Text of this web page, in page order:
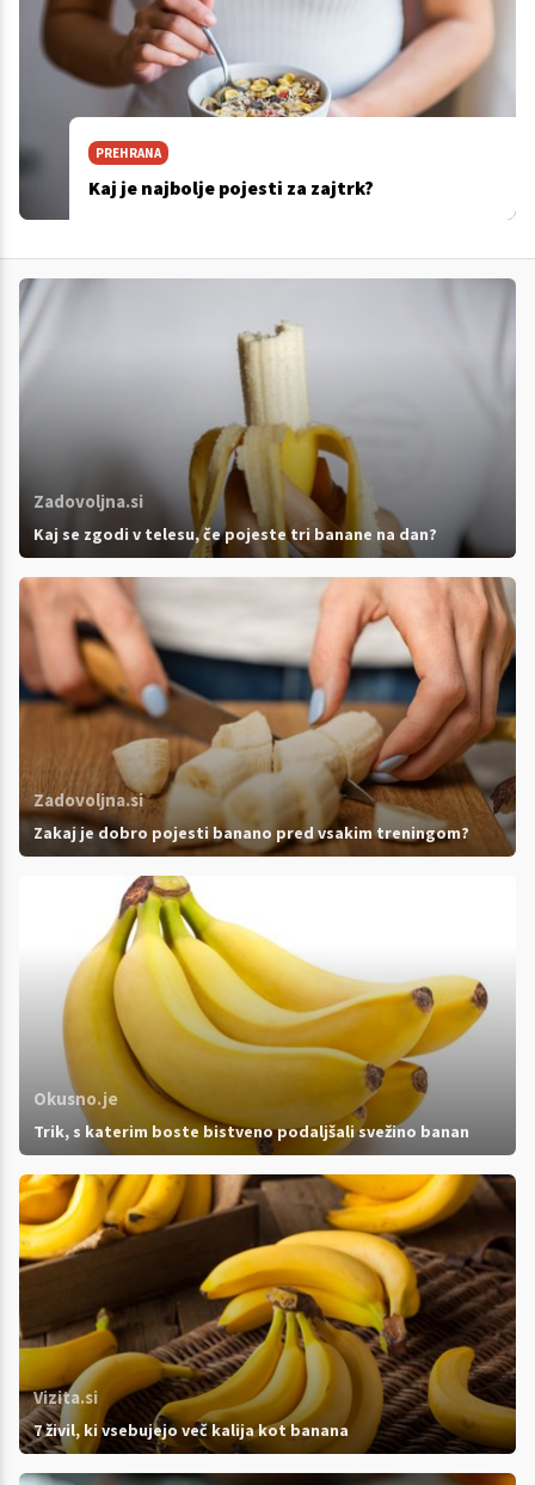
PREHRANA
Kaj je najbolje pojesti za zajtrk?
Zadovoljna.si
Kaj se zgodi v telesu, če pojeste tri banane na dan?
Zadovoljna.si
Zakaj je dobro pojesti banano pred vsakim treningom?
Okusno.je
Trik, s katerim boste bistveno podaljšali svežino banan
Vizita.si
7 živil, ki vsebujejo več kalija kot banana